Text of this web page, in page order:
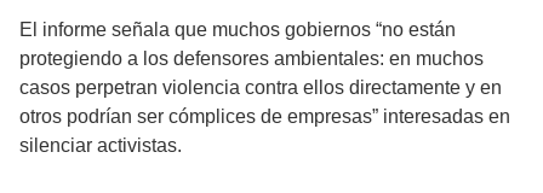
El informe señala que muchos gobiernos “no están
protegiendo a los defensores ambientales: en muchos
casos perpetran violencia contra ellos directamente y en
otros podrían ser cómplices de empresas” interesadas en
silenciar activistas.